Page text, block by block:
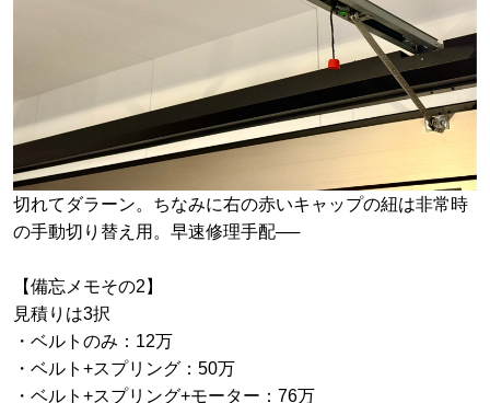
切れてダラーン。ちなみに右の赤いキャップの紐は非常時
の手動切り替え用。早速修理手配──
【備忘メモその2】
見積りは3択
・ベルトのみ：12万
・ベルト+スプリング：50万
・ベルト+スプリング+モーター：76万